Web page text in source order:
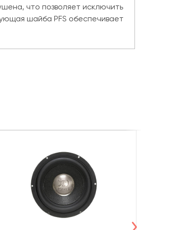
что позволяет исключить
шайба PFS обеспечивает